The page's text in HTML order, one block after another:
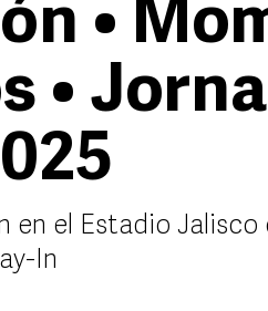
•
•
en el Estadio Jalisco
In